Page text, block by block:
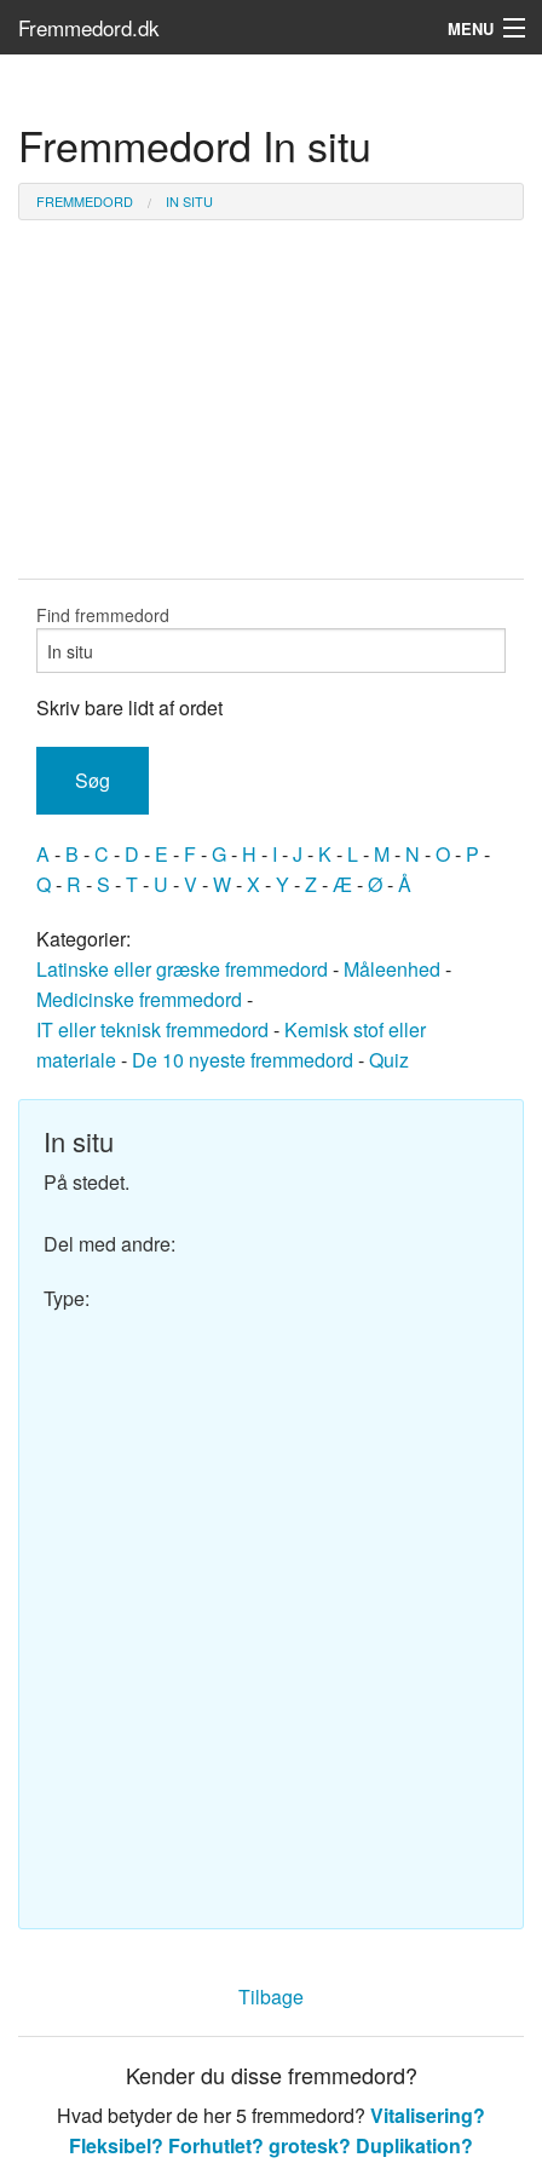
Fremmedord.dk MENU
Søg...
Find bøger
Fremmedord In situ
FREMMEDORD IN SITU
Find fremmedord
Skriv bare lidt af ordet
A- B -C - D - E - F-G- H - I -J - K- L- M- N -O- P -
Q- R -S -T- U -V-W-X-Y-Z-Æ-Ø-Å
Kategorier:
Latinske eller græske fremmedord - Måleenhed -
Medicinske fremmedord -
IT eller teknisk fremmedord - Kemisk stof eller
materiale- De 10 nyeste fremmedord -Quiz
In situ
På stedet.
Del med andre:
Type:
Tilbage
Kender du disse fremmedord?
Hvad betyder de her 5 fremmedord? Vitalisering?
Fleksibel? Forhutlet? grotesk? Duplikation?